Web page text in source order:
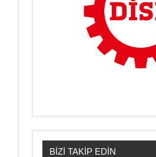
BİZİ TAKİP EDİN